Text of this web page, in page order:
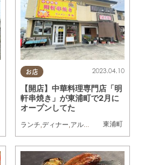
テイクアウト,開店
お店
東浦町
2023.04.10
【開店】中華料理専門店「明
軒串焼き」が東浦町で2月に
オープンしてた
ランチ,ディナー,アルコール ,開店